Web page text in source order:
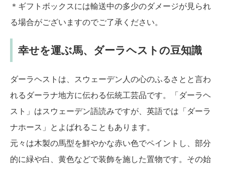
＊ギフトボックスには輸送中の多少のダメージが見られ
る場合がございますのでご了承ください。
幸せを運ぶ馬、ダーラヘストの豆知識
ダーラヘストは、スウェーデン人の心のふるさとと言わ
れるダーラナ地方に伝わる伝統工芸品です。「ダーラヘ
スト」はスウェーデン語読みですが、英語では「ダーラ
ナホース」とよばれることもあります。
元々は木製の馬型を鮮やかな赤い色でペイントし、部分
的に緑や白、黄色などで装飾を施した置物です。その始